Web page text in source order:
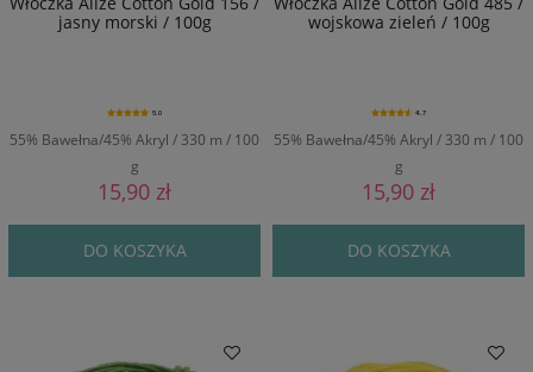
jasny morski / 100g
55% Bawełna/45% Akryl / 330 m / 100
g
5.0
15,90 zł
DO KOSZYKA
wojskowa zieleń / 100g
55% Bawełna/45% Akryl / 330 m / 100
g
4.7
15,90 zł
DO KOSZYKA